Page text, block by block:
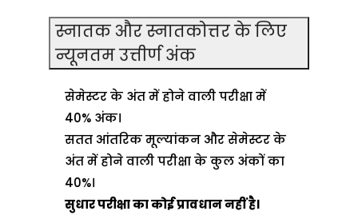
स्नातक और स्नातकोत्तर के लिए
न्यूनतम उत्तीर्ण अंक
सेमेस्टर के अंत में होने वाली परीक्षा में
40% अंक।
सतत आंतरिक मूल्यांकन और सेमेस्टर के
अंत में होने वाली परीक्षा के कुल अंकों का
40%।
सुधार परीक्षा का कोई प्रावधान नहीं है।